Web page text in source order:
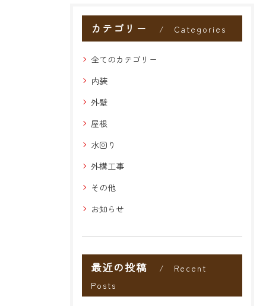
カテゴリー Categories
全てのカテゴリー
内装
外壁
屋根
水回り
外構工事
その他
お知らせ
最近の投稿
Recent
Posts